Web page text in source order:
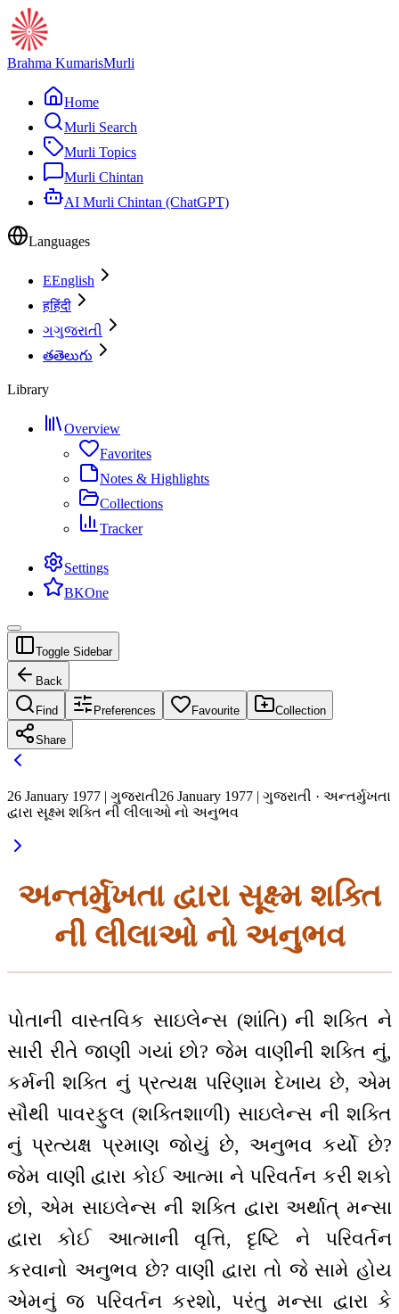
Brahma KumarisMurli
Home
Murli Search
Murli Topics
Murli Chintan
AI Murli Chintan (ChatGPT)
Languages
EEnglish
हहिंदी
ગગુજરાતી
తతెలుగు
Library
Overview
Favorites
Notes & Highlights
Collections
Tracker
Settings
BKOne
Toggle Sidebar
Back
Find Preferences Favourite Collection
Share
26 January 1977 | ગુજરાતી26 January 1977 | ગુજરાતી · અન્તર્મુખતા
દ્વારા સૂક્ષ્મ શક્તિ ની લીલાઓ નો અનુભવ
અન્તર્મુખતા દ્વારા સૂક્ષ્મ શક્તિ
ની લીલાઓ નો અનુભવ
પોતાની વાસ્તવિક સાઇલેન્સ (શાંતિ) ની શક્તિ ને
સારી રીતે જાણી ગયાં છો? જેમ વાણીની શક્તિ નું,
કર્મની શક્તિ નું પ્રત્યક્ષ પરિણામ દેખાય છે, એમ
સૌથી પાવરફુલ (શક્તિશાળી) સાઇલેન્સ ની શક્તિ
નું પ્રત્યક્ષ પ્રમાણ જોયું છે, અનુભવ કર્યો છે?
જેમ વાણી દ્વારા કોઈ આત્મા ને પરિવર્તન કરી શકો
છો, એમ સાઇલેન્સ ની શક્તિ દ્વારા અર્થાત્ મન્સા
દ્વારા કોઈ આત્માની વૃત્તિ, દૃષ્ટિ ને પરિવર્તન
કરવાનો અનુભવ છે? વાણી દ્વારા તો જે સામે હોય
એમનું જ પરિવર્તન કરશો, પરંતુ મન્સા દ્વારા કે